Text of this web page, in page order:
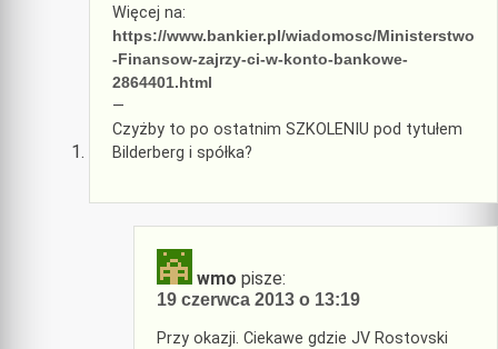
Więcej na:
https://www.bankier.pl/wiadomosc/Ministerstwo
-Finansow-zajrzy-ci-w-konto-bankowe-
2864401.html
—
Czyżby to po ostatnim SZKOLENIU pod tytułem
Bilderberg i spółka?
wmo pisze:
19 czerwca 2013 o 13:19
Przy okazji. Ciekawe gdzie JV Rostovski